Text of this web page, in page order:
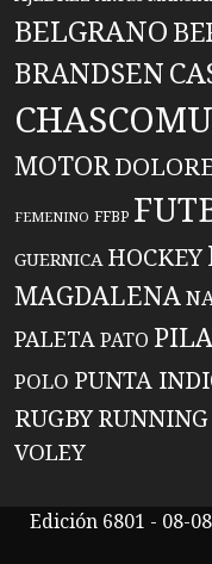
BELGRANO
BRANDSEN
MOTOR
FEMENINO FFBP
GUERNICA HOCKEY
MAGDALENA
PALETAPATO PILA
POLO PUNTA
RUGBYRUNNING
VOLEY
Edición 6801 - 08-